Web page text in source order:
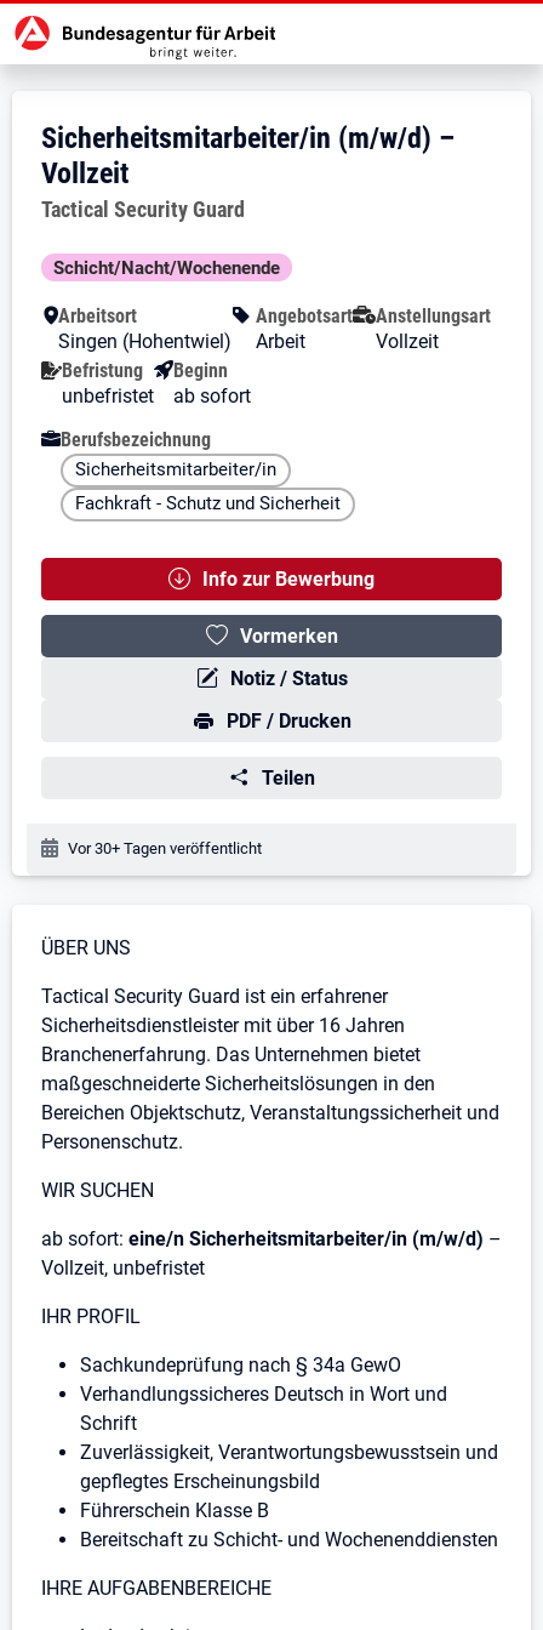
Zur Jobsuche Startseite
Stellenangebot:
Sicherheitsmitarbeiter/in (m/w/d) –
Vollzeit
bei
Tactical Security Guard
Das Wichtigste im Überblick
Besondere Merkmale
Schicht/Nacht/Wochenende
Arbeitsort
Singen (Hohentwiel)
Angebotsart
Arbeit
Anstellungsart
Vollzeit
Befristung
unbefristet
Beginn
ab sofort
Berufsbezeichnung
Sicherheitsmitarbeiter/in
Fachkraft - Schutz und Sicherheit
Info zur Bewerbung
Vormerken
Notiz / Status
PDF / Drucken
Teilen
Veröffentlichungsdatum:
Vor 30+ Tagen veröffentlicht
Stellenbeschreibung
ÜBER UNS
Tactical Security Guard ist ein erfahrener
Sicherheitsdienstleister mit über 16 Jahren
Branchenerfahrung. Das Unternehmen bietet
maßgeschneiderte Sicherheitslösungen in den
Bereichen Objektschutz, Veranstaltungssicherheit und
Personenschutz.
WIR SUCHEN
ab sofort: eine/n Sicherheitsmitarbeiter/in (m/w/d) –
Vollzeit, unbefristet
IHR PROFIL
Sachkundeprüfung nach § 34a GewO
Verhandlungssicheres Deutsch in Wort und
Schrift
Zuverlässigkeit, Verantwortungsbewusstsein und
gepflegtes Erscheinungsbild
Führerschein Klasse B
Bereitschaft zu Schicht- und Wochenenddiensten
IHRE AUFGABENBEREICHE